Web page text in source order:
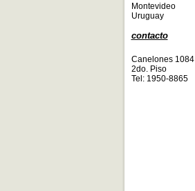
Montevideo
Uruguay
contacto
Canelones 1084
2do. Piso
Tel: 1950-8865